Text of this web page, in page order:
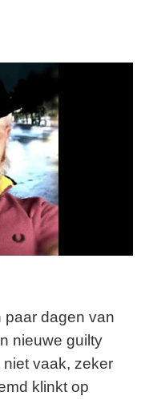
paar dagen van
nieuwe guilty
niet vaak, zeker
klinkt op